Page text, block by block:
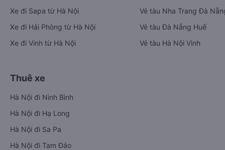
Xe đi Sapa từ Hà Nội
Xe đi Hải Phòng từ Hà Nội
Xe đi Vinh từ Hà Nội
Vé tàu Nha Trang Đà
Vé tàu Đà Nẵng Huế
Vé tàu Hà Nội Vinh
Thuê xe
Hà Nội đi Ninh Bình
Hà Nội đi Hạ Long
Hà Nội đi Sa Pa
Hà Nội đi Tam Đảo